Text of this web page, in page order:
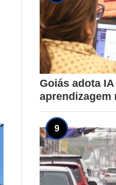
Goiás adota
aprendizagem